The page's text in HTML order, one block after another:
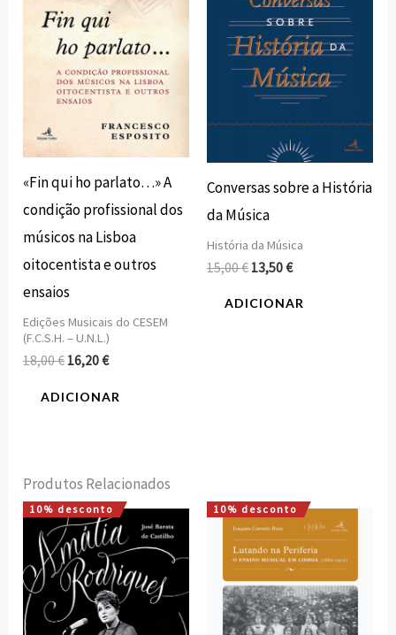
«Fin qui ho parlato…» A
condição profissional dos
músicos na Lisboa
oitocentista e outros
ensaios
Edições Musicais do CESEM
(F.C.S.H. – U.N.L.)
18,00€ 16,20€
ADICIONAR
Conversas sobre a História
da Música
História da Música
15,00€ 13,50€
ADICIONAR
Produtos Relacionados
10% desconto
O
preço
original
era:
15,00 €.
O
preço
atual
é:
13,50 €.
10% desconto
O
preço
original
era:
16,00 €.
O
preço
atual
é:
14,40 €.